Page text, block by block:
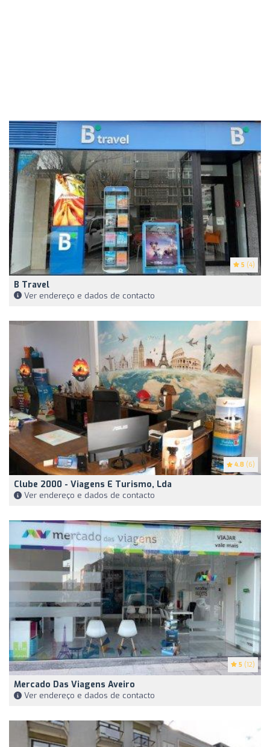
5 (4)
B Travel
Ver endereço e dados de contacto
4.8 (6)
Clube 2000 - Viagens E Turismo, Lda
Ver endereço e dados de contacto
5 (12)
Mercado Das Viagens Aveiro
Ver endereço e dados de contacto